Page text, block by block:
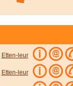
Etten-leur
Etten-leur